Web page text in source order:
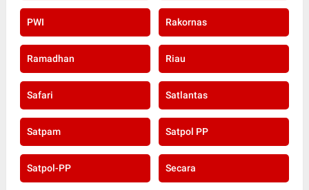
PWI Rakornas
Ramadhan Riau
Safari Satlantas
Satpam Satpol PP
Satpol-PP Secara